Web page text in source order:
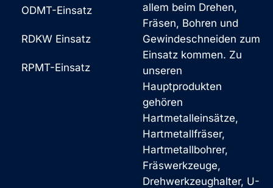
allem beim Drehen,
Fräsen, Bohren und
Gewindeschneiden zum
Einsatz kommen. Zu
unseren
Hauptprodukten
gehören
Hartmetalleinsätze,
Hartmetallfräser,
Hartmetallbohrer,
Fräswerkzeuge,
Drehwerkzeughalter, U-
ODMT-Einsatz
RDKW Einsatz
RPMT-Einsatz